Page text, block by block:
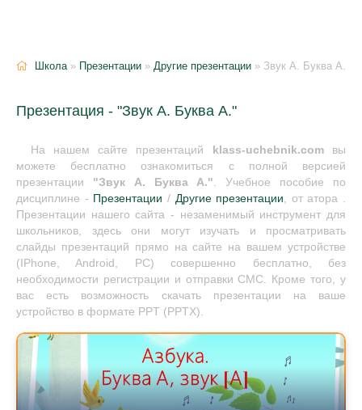
Школа» Презентации » Другие презентации » Звук А. Буква А.
Презентация - "Звук А. Буква А."
На нашем сайте презентаций klass-uchebnik.comвы
можете бесплатно ознакомиться с полной версией
презентации "Звук А. Буква А.". Учебное пособие по
дисциплине - Презентации / Другие презентации, от атора .
Презентации нашего сайта - незаменимый инструмент для
школьников, здесь они могут изучать и просматривать
слайды презентаций прямо на сайте на вашем устройстве
(IPhone, Android, PC) совершенно бесплатно, без
необходимости регистрации и отправки СМС. Кроме того, у
вас есть возможность скачать презентации на ваше
устройство в формате PPT (PPTX).